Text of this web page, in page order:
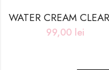
99,00 lei